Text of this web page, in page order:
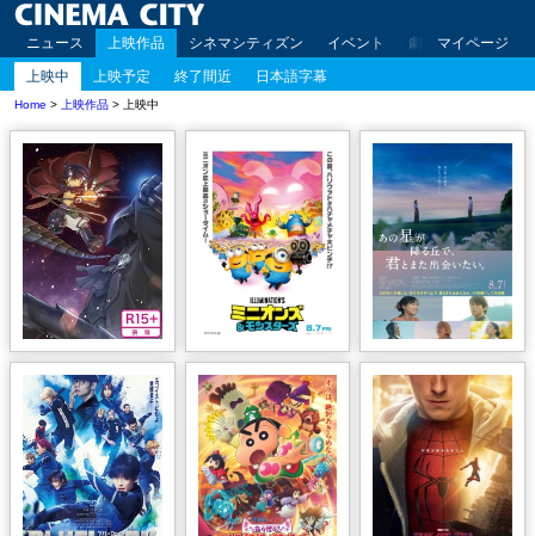
ニュース 上映作品 シネマシティズン イベント 劇場案内 アク
マイページ
上映中
上映予定 終了間近 日本語字幕
Home > 上映作品 > 上映中